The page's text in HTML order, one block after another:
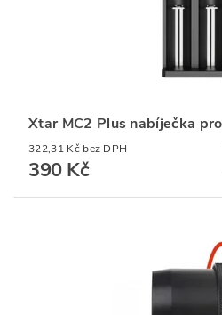
Xtar MC2 Plus nabíječka
322,31 Kč bez DPH
390 Kč